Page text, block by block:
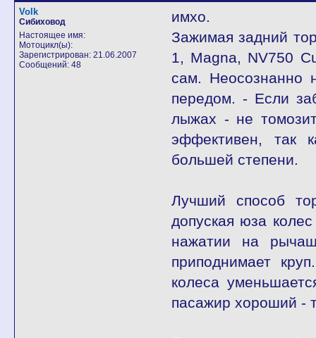
Volk
Сибиховод
Настоящее имя:
Мотоцикл(ы):
Зарегистрирован: 21.06.2007
Сообщений: 48
имхо.
Зажимая задний
1, Magna, NV750
сам. Неосознанно
передом. - Если
лыжах - не
эффективен, так
большей степени.
Лучший способ
допуская юза
нажатии на
приподнимает
колеса
пасажир хороший -